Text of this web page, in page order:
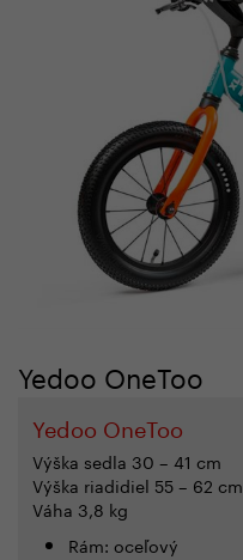
Yedoo OneToo
Yedoo OneToo
Výška sedla 30 – 41 cm
Výška riadidiel 55 – 62 cm
Váha 3,8 kg
Rám: oceľový